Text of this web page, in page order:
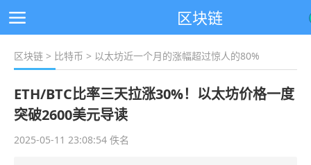
区块链
区块链 > 比特币 > 以太坊近一个月的涨幅超过惊人的80%
ETH/BTC比率三天拉涨30%！以太坊价格一度
突破2600美元导读
2025-05-11 23:08:54 佚名